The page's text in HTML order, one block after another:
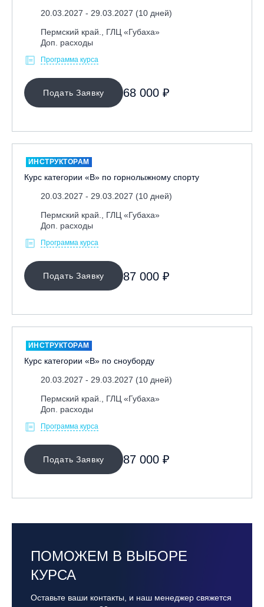
Республика Башкортостан., с. Новоабзаково, ГЛЦ
Самара, ГЛК «СОК»
Санкт-Петербург, Всесезонный курорт «Игора»
Санкт-Петербург, Скейт-парк под мостом Бетанкура
Сочи, ГК «Красная Поляна»
Сочи, ГТЦ «Газпром»
Уфа,СШОР ПО БИАТЛОНУ РБ
Южно-Сахалинск, СТК «Горный воздух»
Ярославль, СП «Изгиб»
ОЧИСТИТЬ ФИЛЬТР
20.03.2027 - 29.03.2027 (10 дней)
Пермский край., ГЛЦ «Губаха»
Доп. расходы
Программа курса
Подать Заявку 68 000 ₽
ИНСТРУКТОРАМ
Курс категории «В» по горнолыжному спорту
20.03.2027 - 29.03.2027 (10 дней)
Пермский край., ГЛЦ «Губаха»
Доп. расходы
Программа курса
Подать Заявку 87 000 ₽
ИНСТРУКТОРАМ
Курс категории «В» по сноуборду
20.03.2027 - 29.03.2027 (10 дней)
Пермский край., ГЛЦ «Губаха»
Доп. расходы
Программа курса
Подать Заявку 87 000 ₽
ПОМОЖЕМ В ВЫБОРЕ
КУРСА
Оставьте ваши контакты, и наш менеджер свяжется